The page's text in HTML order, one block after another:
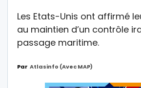
Les Etats-Unis ont affirmé
au maintien d’un contrôle
passage maritime.
Par Atlasinfo (avec MAP)